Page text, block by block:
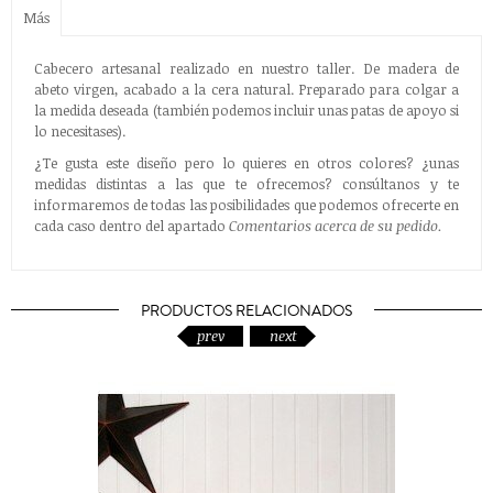
Más
Cabecero artesanal realizado en nuestro taller. De madera de
abeto virgen, acabado a la cera natural. Preparado para colgar a
la medida deseada (también podemos incluir unas patas de apoyo si
lo necesitases).
¿Te gusta este diseño pero lo quieres en otros colores? ¿unas
medidas distintas a las que te ofrecemos? consúltanos y te
informaremos de todas las posibilidades que podemos ofrecerte en
cada caso dentro del apartado Comentarios acerca de su pedido.
PRODUCTOS RELACIONADOS
prev next